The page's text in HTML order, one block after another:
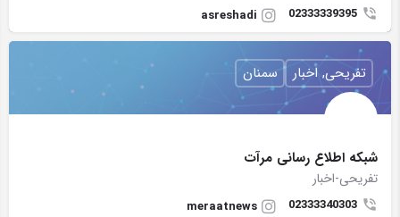
02333339395
asreshadi
شبکه اطلاع رسانی مرآت
تفریحی-اخبار
02333340303
meraatnews
تفریحی, اخبار سمنان